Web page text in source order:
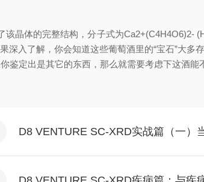
该晶体的完整结构，分子式为Ca2+(C4H4O6)2-
果深入了解，你会知道这些葡萄酒里的“宝石”大
鉴定出是其它的东西，那么就需要考虑下这酒能
D8 VENTURE SC-XRD实战篇（一）